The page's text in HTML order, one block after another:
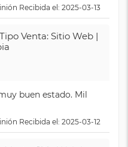
Recibida el: 2025-03-13
Venta: Sitio Web |
buen estado. Mil
Recibida el: 2025-03-12